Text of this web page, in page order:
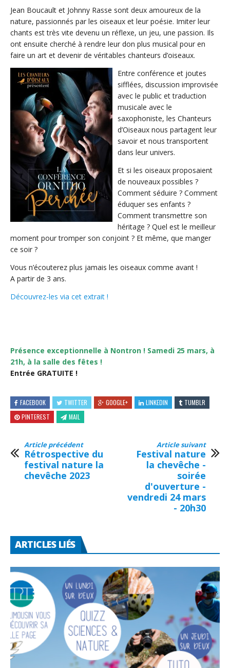
Jean Boucault et Johnny Rasse sont deux amoureux de la
nature, passionnés par les oiseaux et leur poésie. Imiter leur
chants est très vite devenu un réflexe, un jeu, une passion. Ils
ont ensuite cherché à rendre leur don plus musical pour en
faire un art et devenir de véritables chanteurs d’oiseaux.
Entre conférence et joutes
sifflées, discussion improvisée
avec le public et traduction
musicale avec le
saxophoniste, les Chanteurs
d’Oiseaux nous partagent leur
savoir et nous transportent
dans leur univers.
Et si les oiseaux proposaient
de nouveaux possibles ?
Comment séduire ? Comment
éduquer ses enfants ?
Comment transmettre son
héritage ? Quel est le meilleur
moment pour tromper son conjoint ? Et même, que manger
ce soir ?
Vous n’écouterez plus jamais les oiseaux comme avant !
A partir de 3 ans.
Découvrez-les via cet extrait !
Présence exceptionnelle à Nontron ! Samedi 25 mars, à
21h, à la salle des fêtes !
Entrée GRATUITE !
FACEBOOK TWITTER GOOGLE+ LINKEDIN
TUMBLR
PINTEREST
MAIL
Article précédent
Rétrospective du
festival nature la
chevêche 2023
Article suivant
Festival nature
la chevêche -
soirée
d'ouverture -
vendredi 24 mars
- 20h30
ARTICLES LIÉS